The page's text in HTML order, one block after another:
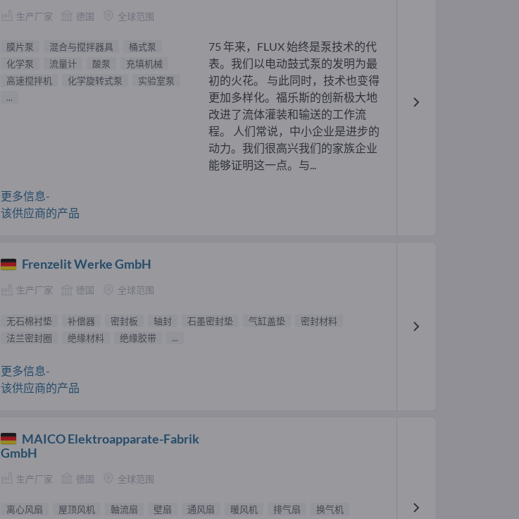
生产厂家 德国 全球范围
膜片泵 混合与搅拌器具
桶式泵
化学泵
流量计 酸泵
充填机械
高速搅拌机
化学旋转式泵
实验室泵
...
75 年来，FLUX 始终是泵技术的代
表。我们以电动鼓式泵的发明为最
初的火花。 与此同时，技术也变得
更加多样化。福乐斯的创新极大地
改进了流体灌装和输送的工作流
程。 人们常说，中小企业是进步的
动力。我们很高兴我们的家族企业
能够证明这一点。与...
更多信息-
该供应商的产品
Frenzelit Werke GmbH
生产厂家 德国 全球范围
无石棉衬垫 补偿器 密封板 轴封 石墨密封垫 气缸盖垫
密封材料
法兰密封圈
绝缘材料 绝缘胶带 ...
更多信息-
该供应商的产品
MAICO Elektroapparate-Fabrik
GmbH
生产厂家 德国 全球范围
离心风扇 屋顶风机 軸流扇 壁扇 通风扇 暖风机 排气扇
换气机